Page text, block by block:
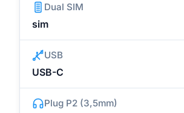
Dual SIM
sim
USB
USB-C
Plug P2 (3,5mm)